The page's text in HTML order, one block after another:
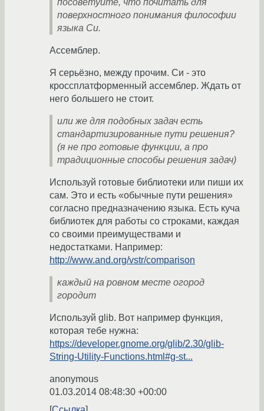
посоветуйте, что почитать для
поверхностного понимания философии
языка Си.
Ассемблер.
Я серьёзно, между прочим. Си - это
кроссплатформенный ассемблер. Ждать от
него большего не стоит.
или же для подобных задач есть
стандартизированные пути решения?
(я не про готовые функции, а про
традиционные способы решения задач)
Используй готовые библиотеки или пиши их
сам. Это и есть «обычные пути решения»
согласно предназначению языка. Есть куча
библиотек для работы со строками, каждая
со своими преимуществами и
недостатками. Например:
http://www.and.org/vstr/comparison
каждый на ровном месте огород
городит
Используй glib. Вот например функция,
которая тебе нужна:
https://developer.gnome.org/glib/2.30/glib-
String-Utility-Functions.html#g-st...
anonymous
01.03.2014 08:48:30 +00:00